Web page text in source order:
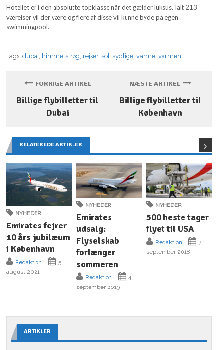
Hotellet er i den absolutte topklasse når det gælder luksus. Ialt 213
værelser vil der være og flere af disse vil kunne byde på egen
swimmingpool.
Tags:dubai, himmelstrøg, rejser,sol,sydlige,varme,varmen
FORRIGE ARTIKEL
Billige flybilletter til
Dubai
NÆSTE ARTIKEL
Billige flybilletter til
København
RELATEREDE ARTIKLER
NYHEDER
Emirates fejrer
10 års jubilæum
i København
Redaktion
5.
august 2021
NYHEDER
Emirates
udsalg:
Flyselskab
forlænger
sommeren
Redaktion
4.
september 2019
NYHEDER
500 heste tager
flyet til USA
Redaktion
7.
september 2018
ARTIKLER